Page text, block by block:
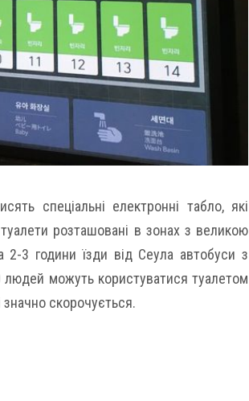
спеціальні електронні табло, які
туалети розташовані в зонах з великою
2-3 години їзди від Сеула автобуси з
можуть користуватися туалетом
скорочується.